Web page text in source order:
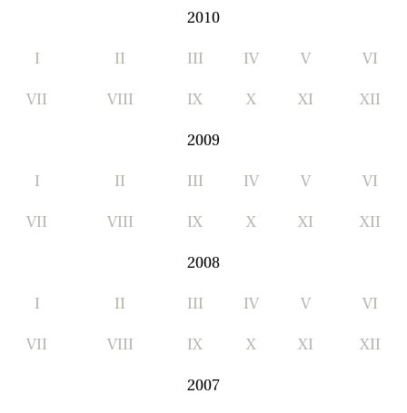
2010
I II III IV V VI
VII VIII IX X XI XII
2009
I II III IV V VI
VII VIII IX X XI XII
2008
I II III IV V VI
VII VIII IX X XI XII
2007